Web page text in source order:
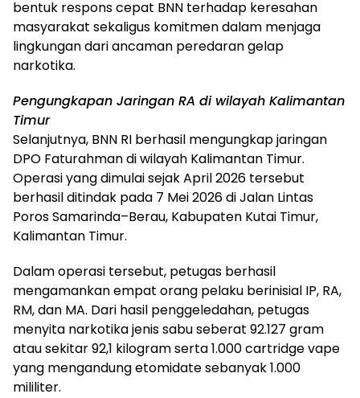
bentuk respons cepat BNN terhadap keresahan
masyarakat sekaligus komitmen dalam menjaga
lingkungan dari ancaman peredaran gelap
narkotika.
Pengungkapan Jaringan RA di wilayah Kalimantan
Timur
Selanjutnya, BNN RI berhasil mengungkap jaringan
DPO Faturahman di wilayah Kalimantan Timur.
Operasi yang dimulai sejak April 2026 tersebut
berhasil ditindak pada 7 Mei 2026 di Jalan Lintas
Poros Samarinda–Berau, Kabupaten Kutai Timur,
Kalimantan Timur.
Dalam operasi tersebut, petugas berhasil
mengamankan empat orang pelaku berinisial IP, RA,
RM, dan MA. Dari hasil penggeledahan, petugas
menyita narkotika jenis sabu seberat 92.127 gram
atau sekitar 92,1 kilogram serta 1.000 cartridge vape
yang mengandung etomidate sebanyak 1.000
mililiter.